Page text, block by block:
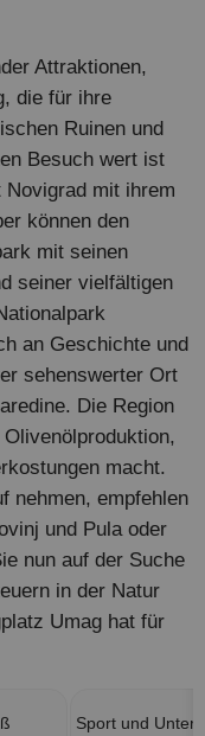
Attraktionen,
die für ihre
Ruinen und
Besuch wert ist
Novigrad mit ihrem
können den
mit seinen
seiner vielfältigen
an Geschichte und
sehenswerter Ort
Die Region
macht.
nehmen, empfehlen
und Pula oder
nun auf der Suche
in der Natur
Umag hat für
Sport und